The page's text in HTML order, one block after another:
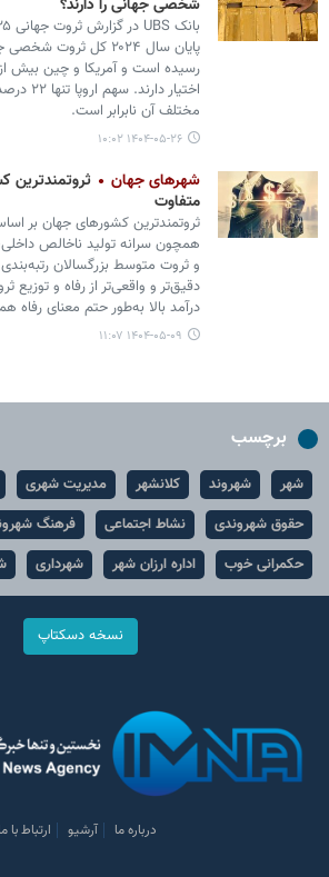
شخصی جهانی را دارند؟
رسیده است و آمریکا و چین بیش از
اختیار
مختلف آن نابرابر است.
۱۴۰۴-۰۵-۲۶ ۱۰:۰۲
شهرهای جهان
ثروتمندترین
متفاوت
ثروتمندترین کشورهای جهان بر
همچون سرانه تولید ناخالص
و ثروت متوسط بزرگسالان
دقیق‌تر و واقعی‌تر از رفاه و توزیع
درآمد بالا به‌طور حتم معنای رفاه
۱۴۰۴-۰۵-۰۹ ۱۱:۰۷
برچسب
شهر شهروند کلانشهر مدیریت شهری
حقوق شهروندی
نشاط اجتماعی فرهنگ
حکمرانی خوب
اداره ارزان شهر شهرداری
نسخه دسکتاپ
درباره ما آرشیو ارتباط با ما